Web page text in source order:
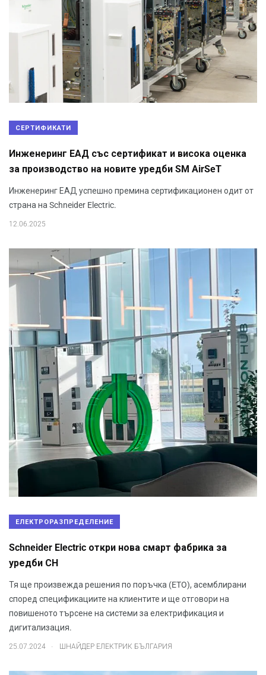
СЕРТИФИКАТИ
Инженеринг ЕАД със сертификат и висока оценка
за производство на новите уредби SM AirSeT
Инженеринг ЕАД успешно премина сертификационен одит от
страна на Schneider Electric.
12.06.2025
ЕЛЕКТРОРАЗПРЕДЕЛЕНИЕ
Schneider Electric откри нова смарт фабрика за
уредби СН
Тя ще произвежда решения по поръчка (ETO), асемблирани
според спецификациите на клиентите и ще отговори на
повишеното търсене на системи за електрификация и
дигитализация.
25.07.2024 . ШНАЙДЕР ЕЛЕКТРИК БЪЛГАРИЯ